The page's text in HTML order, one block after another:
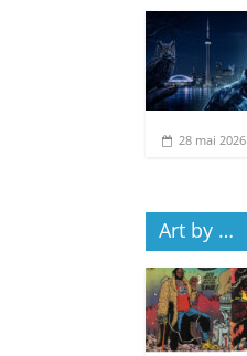
28 mai 2026
Art by …